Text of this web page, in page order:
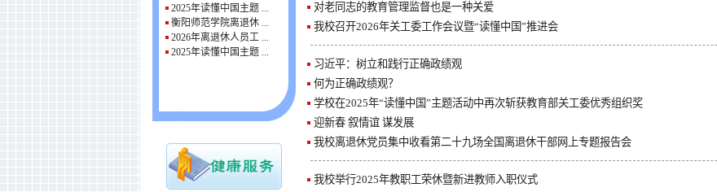
2025年读懂中国主题 ...
衡阳师范学院离退休 ...
2026年离退休人员工 ...
2025年读懂中国主题 ...
对老同志的教育管理监督也是一种关爱
我校召开2026年关工委工作会议暨“读懂中国”推进会
习近平：树立和践行正确政绩观
何为正确政绩观？
学校在2025年“读懂中国”主题活动中再次斩获教育部关工委优秀组织奖
迎新春 叙情谊 谋发展
我校离退休党员集中收看第二十九场全国离退休干部网上专题报告会
我校举行2025年教职工荣休暨新进教师入职仪式